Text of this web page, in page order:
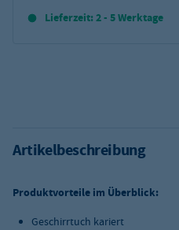
Lieferzeit: 2 - 5 Werktage
Artikelbeschreibung
Produktvorteile im Überblick:
Geschirrtuch kariert